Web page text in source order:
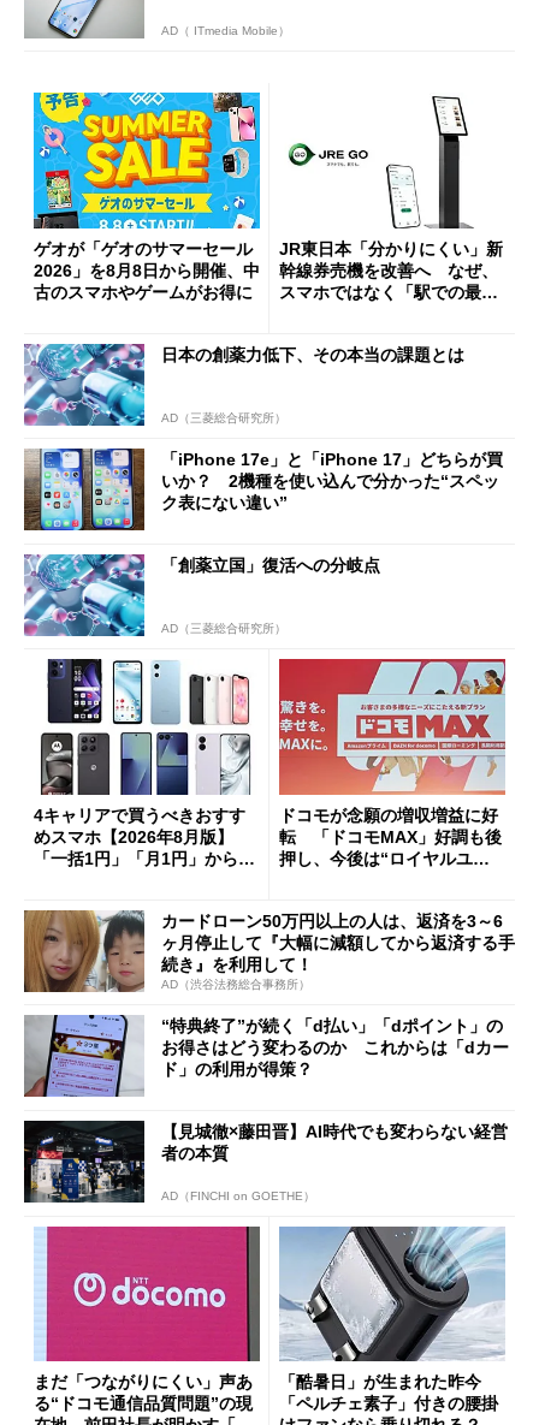
AD（ ITmedia Mobile）
ゲオが「ゲオのサマーセール
2026」を8月8日から開催、中
古のスマホやゲームがお得に
JR東日本「分かりにくい」新
幹線券売機を改善へ なぜ、
スマホではなく「駅での最短
日本の創薬力低下、その本当の課題とは
AD（三菱総合研究所）
「iPhone 17e」と「iPhone 17」どちらが買
いか？ 2機種を使い込んで分かった“スペッ
ク表にない違い”
「創薬立国」復活への分岐点
AD（三菱総合研究所）
4キャリアで買うべきおすす
めスマホ【2026年8月版】
「一括1円」「月1円」からお
ドコモが念願の増収増益に好
転 「ドコモMAX」好調も後
押し、今後は“ロイヤルユー
カードローン50万円以上の人は、返済を3～6
ヶ月停止して『大幅に減額してから返済する手
続き』を利用して！
AD（渋谷法務総合事務所）
“特典終了”が続く「d払い」「dポイント」の
お得さはどう変わるのか これからは「dカー
ド」の利用が得策？
【見城徹×藤田晋】AI時代でも変わらない経営
者の本質
AD（FINCHI on GOETHE）
まだ「つながりにくい」声あ
る“ドコモ通信品質問題”の現
「酷暑日」が生まれた昨今
「ペルチェ素子」付きの腰掛